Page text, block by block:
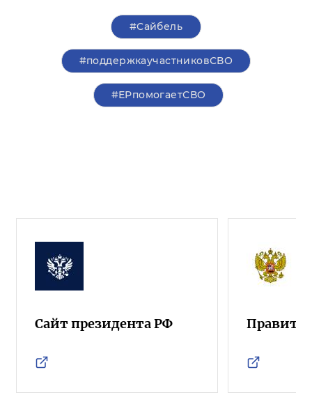
#Сайбель
#поддержкаучастниковСВО
#ЕРпомогаетСВО
Сайт президента РФ